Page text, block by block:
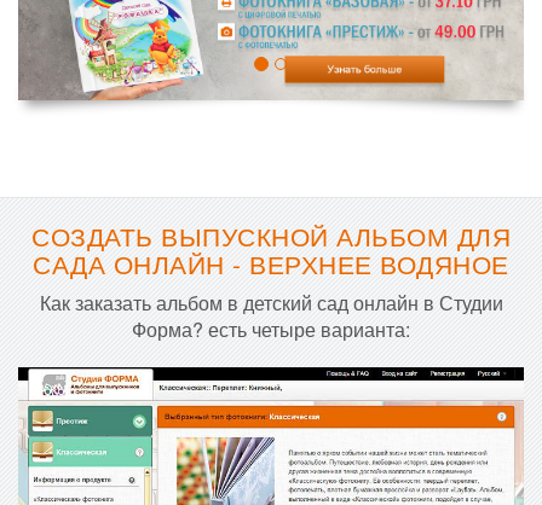
СОЗДАТЬ ВЫПУСКНОЙ АЛЬБОМ ДЛЯ
САДА ОНЛАЙН - ВЕРХНЕЕ ВОДЯНОЕ
Как заказать альбом в детский сад онлайн в Студии
Форма? есть четыре варианта: